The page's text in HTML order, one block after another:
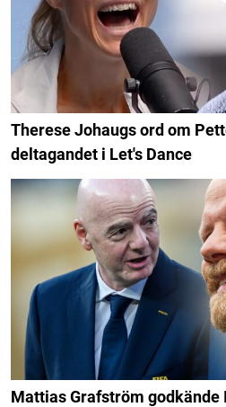
Therese Johaugs ord om
deltagandet i Let's Dance
Mattias Grafström godkände